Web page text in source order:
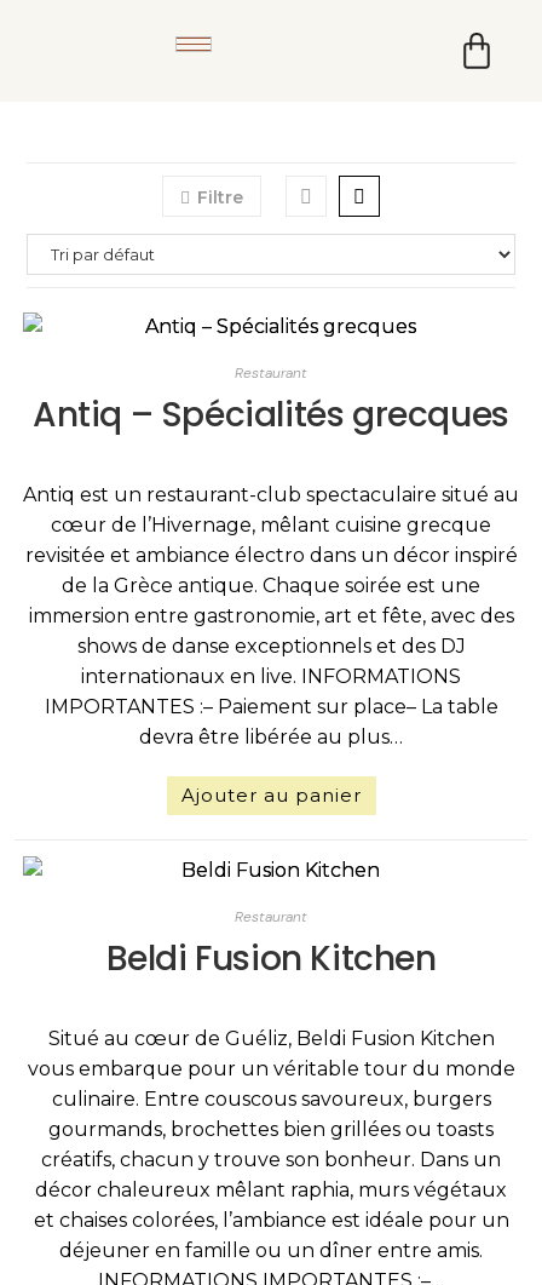
Filtre
Restaurant
Antiq – Spécialités grecques
Antiq est un restaurant-club spectaculaire situé au
cœur de l’Hivernage, mêlant cuisine grecque
revisitée et ambiance électro dans un décor inspiré
de la Grèce antique. Chaque soirée est une
immersion entre gastronomie, art et fête, avec des
shows de danse exceptionnels et des DJ
internationaux en live. INFORMATIONS
IMPORTANTES :– Paiement sur place– La table
devra être libérée au plus…
Ajouter au panier
Restaurant
Beldi Fusion Kitchen
Situé au cœur de Guéliz, Beldi Fusion Kitchen
vous embarque pour un véritable tour du monde
culinaire. Entre couscous savoureux, burgers
gourmands, brochettes bien grillées ou toasts
créatifs, chacun y trouve son bonheur. Dans un
décor chaleureux mêlant raphia, murs végétaux
et chaises colorées, l’ambiance est idéale pour un
déjeuner en famille ou un dîner entre amis.
INFORMATIONS IMPORTANTES :–…